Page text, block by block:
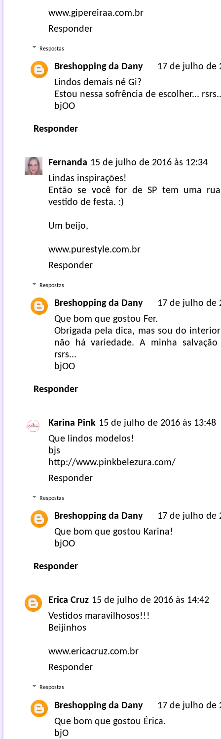
www.gipereiraa.com.br
Responder
Respostas
Breshopping da Dany
17 de julho de
Lindos demais né Gi?
Estou nessa sofrência de escolher...
bjOO
Responder
Fernanda 15 de julho de 2016 às 12:34
Lindas inspirações!
Então se você for de SP tem uma
vestido de festa. :)
Um beijo,
www.purestyle.com.br
Responder
Respostas
Breshopping da Dany
17 de julho de
Que bom que gostou Fer.
Obrigada pela dica, mas sou do
não há variedade. A minha
rsrs...
bjOO
Responder
Karina Pink 15 de julho de 2016 às 13:48
Que lindos modelos!
bjs
http://www.pinkbelezura.com/
Responder
Respostas
Breshopping da Dany
17 de julho de
Que bom que gostou Karina!
bjOO
Responder
Erica Cruz 15 de julho de 2016 às 14:42
Vestidos maravilhosos!!!
Beijinhos
www.ericacruz.com.br
Responder
Respostas
Breshopping da Dany
17 de julho de
Que bom que gostou Érica.
bjO